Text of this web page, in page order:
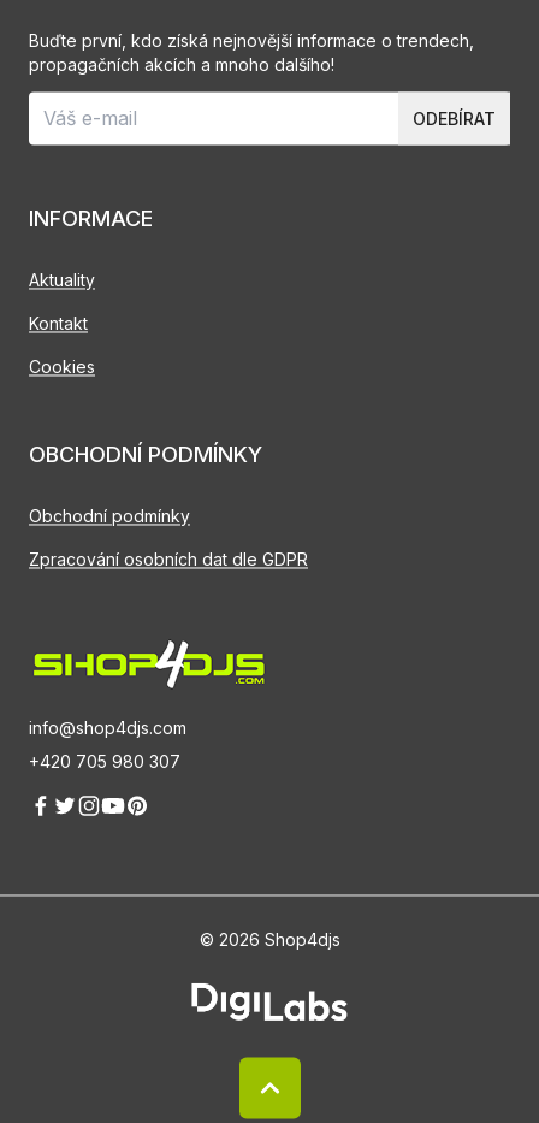
info@shop4djs.com
+420 705 980 307
INFORMACE
Aktuality
Kontakt
Cookies
OBCHODNÍ PODMÍNKY
Obchodní podmínky
Zpracování osobních dat dle GDPR
Buďte první, kdo získá nejnovější informace o trendech,
propagačních akcích a mnoho dalšího!
ODEBÍRAT
© 2026 Shop4djs